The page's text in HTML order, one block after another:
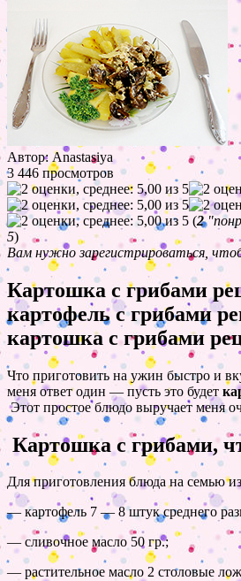
Автор: Anastasiya
3 446 просмотров
(2
5)
Вам нужно зарегистрироваться,
Картошка с грибами
картофель с грибами
картошка с грибами
Что приготовить на ужин быстро и
меня ответ один — пусть это будет
Этот простое блюдо выручает меня
Картошка с грибами,
Для приготовления блюда на семью
— картофель 7 — 8 штук среднего
— сливочное масло 50 гр.;
— растительное масло 2 столовые